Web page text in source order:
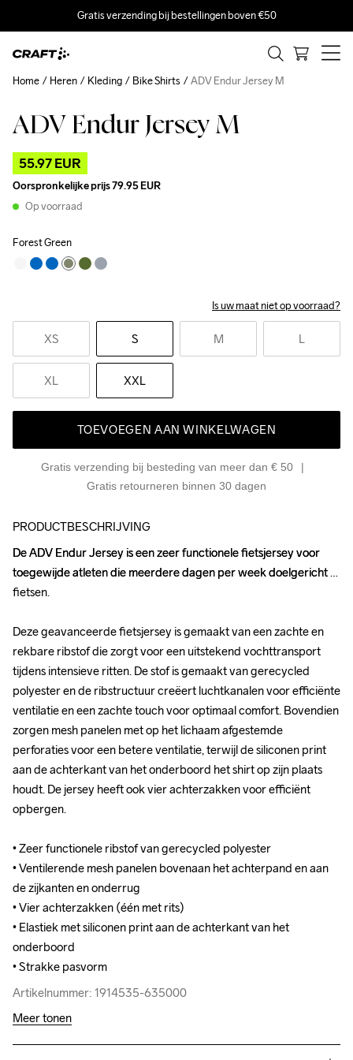
Gratis verzending bij bestellingen boven €50
ADV Endur Jersey M
55.97 EUR
Oorspronkelijke prijs79.95 EUR
Op voorraad
Forest Green
Is uw maat niet op voorraad?
XS S M L
XL XXL
TOEVOEGEN AAN WINKELWAGEN
Gratis verzending bij besteding van meer dan € 50
Gratis retourneren binnen 30 dagen
Home Heren Kleding Bike Shirts ADV Endur Jersey M
Outlet
PRODUCTBESCHRIJVING
De ADV Endur Jersey is een zeer functionele fietsjersey voor
toegewijde atleten die meerdere dagen per week doelgericht
fietsen.
Deze geavanceerde fietsjersey is gemaakt van een zachte en
rekbare ribstof die zorgt voor een uitstekend vochttransport
tijdens intensieve ritten. De stof is gemaakt van gerecycled
polyester en de ribstructuur creëert luchtkanalen voor efficiënte
ventilatie en een zachte touch voor optimaal comfort. Bovendien
zorgen mesh panelen met op het lichaam afgestemde
perforaties voor een betere ventilatie, terwijl de siliconen print
aan de achterkant van het onderboord het shirt op zijn plaats
houdt. De jersey heeft ook vier achterzakken voor efficiënt
opbergen.
• Zeer functionele ribstof van gerecycled polyester
• Ventilerende mesh panelen bovenaan het achterpand en aan
de zijkanten en onderrug
• Vier achterzakken (één met rits)
• Elastiek met siliconen print aan de achterkant van het
onderboord
• Strakke pasvorm
Artikelnummer: 1914535-635000
De ADV Endur Jersey is een zeer functionele fietsjersey voor
toegewijde atleten die meerdere dagen per week doelgericht
fietsen.
Deze geavanceerde fietsjersey is gemaakt van een zachte en
rekbare ribstof die zorgt voor een uitstekend vochttransport
tijdens intensieve ritten. De stof is gemaakt van gerecycled
polyester en de ribstructuur creëert luchtkanalen voor efficiënte
ventilatie en een zachte touch voor optimaal comfort. Bovendien
zorgen mesh panelen met op het lichaam afgestemde
perforaties voor een betere ventilatie, terwijl de siliconen print
aan de achterkant van het onderboord het shirt op zijn plaats
houdt. De jersey heeft ook vier achterzakken voor efficiënt
opbergen.
• Zeer functionele ribstof van gerecycled polyester
• Ventilerende mesh panelen bovenaan het achterpand en aan
de zijkanten en onderrug
• Vier achterzakken (één met rits)
• Elastiek met siliconen print aan de achterkant van het
onderboord
• Strakke pasvorm
Artikelnummer: 1914535-635000
Meer tonen